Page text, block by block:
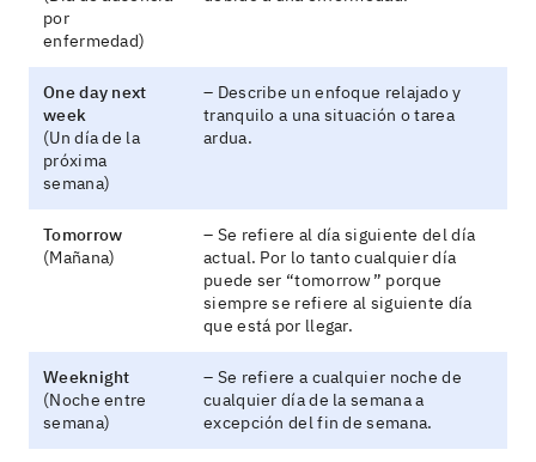
por
enfermedad)
One day next
week
(Un día de la
próxima
semana)
– Describe un enfoque relajado y
tranquilo a una situación o tarea
ardua.
Tomorrow
(Mañana)
– Se refiere al día siguiente del día
actual. Por lo tanto cualquier día
puede ser “tomorrow” porque
siempre se refiere al siguiente día
que está por llegar.
Weeknight
(Noche entre
semana)
– Se refiere a cualquier noche de
cualquier día de la semana a
excepción del fin de semana.